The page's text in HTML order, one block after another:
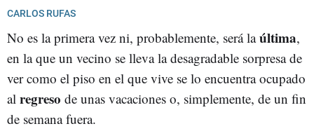
CARLOS RUFAS
No es la primera vez ni, probablemente, será laúltima,
en la que un vecino se lleva la desagradable sorpresa de
ver como el piso en el que vive se lo encuentra ocupado
al regreso de unas vacaciones o, simplemente, de un fin
de semana fuera.